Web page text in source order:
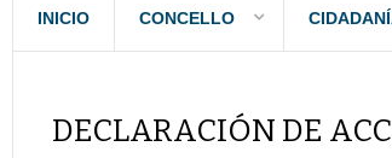
INICIO CONCELLO
DECLARACIÓN DE